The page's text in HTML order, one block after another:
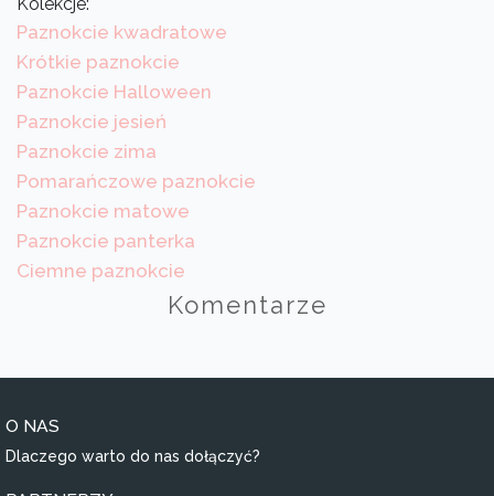
Paznokcie kwadratowe
Krótkie paznokcie
Paznokcie Halloween
Paznokcie jesień
Paznokcie zima
Pomarańczowe paznokcie
Paznokcie matowe
Paznokcie panterka
Ciemne paznokcie
Komentarze
O NAS
Dlaczego warto do nas dołączyć?